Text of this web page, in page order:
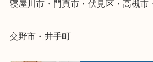
そんなときはお気軽にご相談く